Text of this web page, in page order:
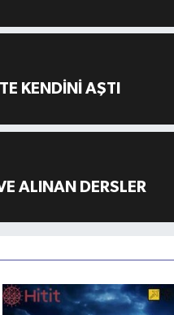
KENDİNİ AŞTI
ALINAN DERSLER